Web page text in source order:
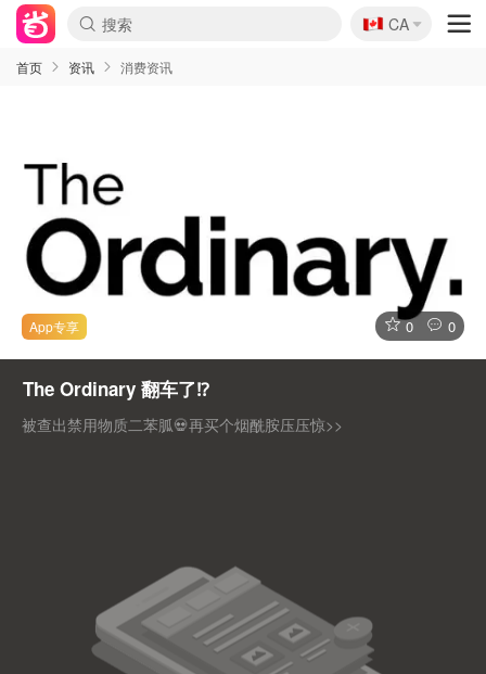
🇨🇦
CA
首页 资讯 消费资讯
0 0
The Ordinary 翻车了⁉️
被查出禁用物质二苯胍💀再买个烟酰胺压压惊>>